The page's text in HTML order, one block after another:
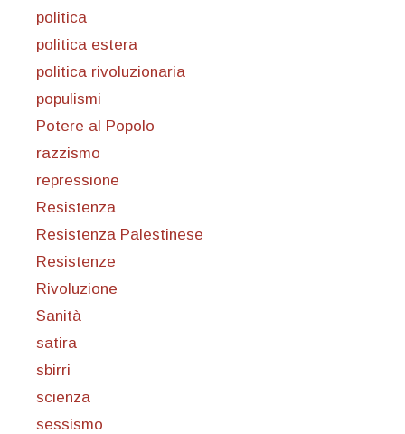
politica
politica estera
politica rivoluzionaria
populismi
Potere al Popolo
razzismo
repressione
Resistenza
Resistenza Palestinese
Resistenze
Rivoluzione
Sanità
satira
sbirri
scienza
sessismo